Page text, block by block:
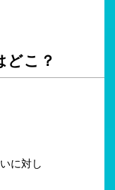
どこ？
に対し